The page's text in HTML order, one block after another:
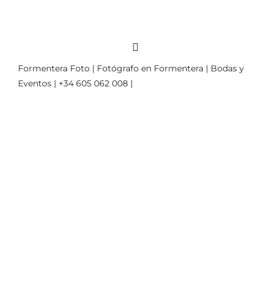
Formentera Foto | Fotógrafo en Formentera | Bodas y
Eventos | +34 605 062 008 |